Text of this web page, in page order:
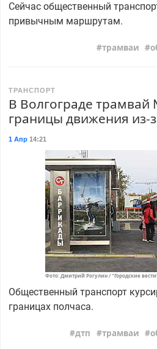
Сейчас общественный
привычным маршрутам.
трамваи
ТРАНСПОРТ
В Волгограде
границы движения из-
1 Апр14:21
Фото: Дмитрий Рогулин / "Городские
Общественный транспорт
границах полчаса.
дтп трамваи